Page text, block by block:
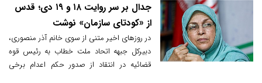
جدال بر سر روایت ۱۸ و ۱۹ دی؛ قدس
از «کودتای سازمان» نوشت
در روزهای اخیر متنی از سوی خانم آذر منصوری،
دبیرکل جبهه اتحاد ملت خطاب به رئیس قوه
قضائیه در انتقاد از صدور حکم اعدام برخی